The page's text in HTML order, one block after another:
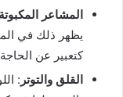
المشاعر المكبوتة
يظهر ذلك في
كتعبير عن
القلق والتوتر :